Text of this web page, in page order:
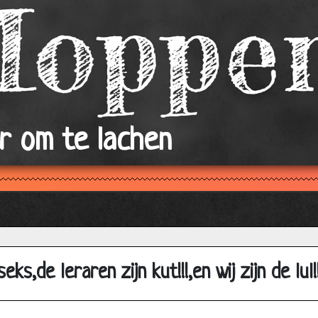
om te lachen
leraren zijn kut!!!,en wij zijn de
Verkrachting
Neergestort
Roken met condoom!
Kabouters
Autorijden
LULLIG!!!!!!!!!!!
Zoenen